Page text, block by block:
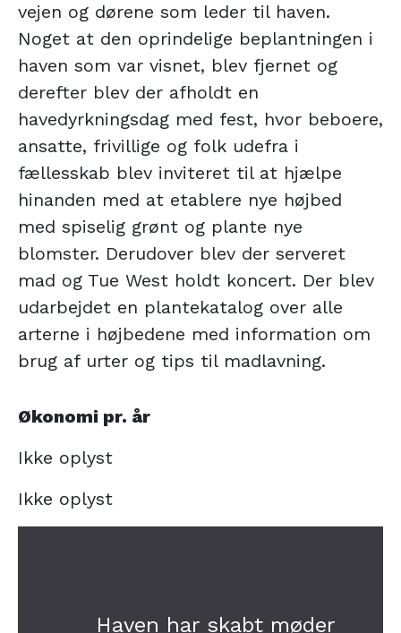
vejen og dørene som leder til haven.
Noget at den oprindelige beplantningen i
haven som var visnet, blev fjernet og
derefter blev der afholdt en
havedyrkningsdag med fest, hvor beboere,
ansatte, frivillige og folk udefra i
fællesskab blev inviteret til at hjælpe
hinanden med at etablere nye højbed
med spiselig grønt og plante nye
blomster. Derudover blev der serveret
mad og Tue West holdt koncert. Der blev
udarbejdet en plantekatalog over alle
arterne i højbedene med information om
brug af urter og tips til madlavning.
Økonomi pr. år
Ikke oplyst
Ikke oplyst
Haven har skabt møder